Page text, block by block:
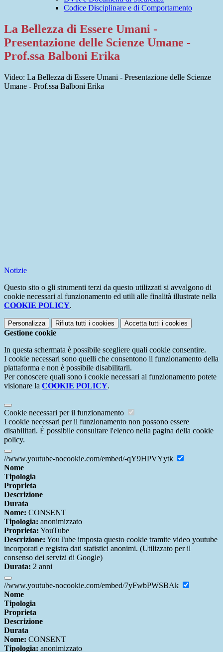
Codice Disciplinare e di Comportamento
La Bellezza di Essere Umani -
Presentazione delle Scienze Umane -
Prof.ssa Balboni Erika
Video: La Bellezza di Essere Umani - Presentazione delle Scienze
Umane - Prof.ssa Balboni Erika
Notizie
Questo sito o gli strumenti terzi da questo utilizzati si avvalgono di
cookie necessari al funzionamento ed utili alle finalità illustrate nella
COOKIE POLICY.
Personalizza Rifiuta tutti i cookies Accetta tutti i cookies
Gestione cookie
In questa schermata è possibile scegliere quali cookie consentire.
I cookie necessari sono quelli che consentono il funzionamento della
piattaforma e non è possibile disabilitarli.
Per conoscere quali sono i cookie necessari al funzionamento potete
visionare la COOKIE POLICY.
Cookie necessari per il funzionamento
I cookie necessari per il funzionamento non possono essere
disabilitati. È possibile consultare l'elenco nella pagina della cookie
policy.
//www.youtube-nocookie.com/embed/-qY9HPVYytk
Nome
Tipologia
Proprieta
Descrizione
Durata
Nome: CONSENT
Tipologia: anonimizzato
Proprieta: YouTube
Descrizione: YouTube imposta questo cookie tramite video youtube
incorporati e registra dati statistici anonimi. (Utilizzato per il
consenso dei servizi di Google)
Durata: 2 anni
//www.youtube-nocookie.com/embed/7yFwbPWSBAk
Nome
Tipologia
Proprieta
Descrizione
Durata
Nome: CONSENT
Tipologia: anonimizzato